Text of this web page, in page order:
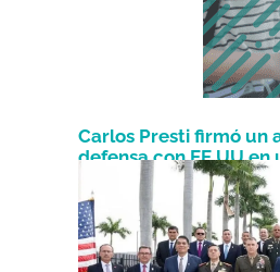
Carlos Presti firmó un
defensa con EE.UU
Marzo 5, 2026